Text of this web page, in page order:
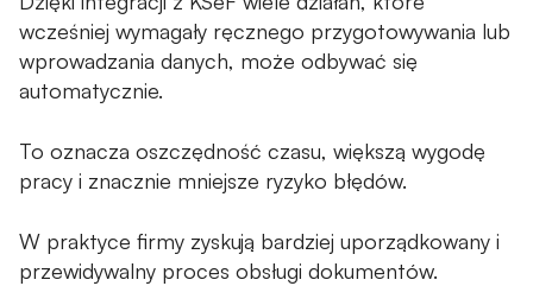
wcześniej wymagały ręcznego przygotowywania lub
wprowadzania danych, może odbywać się
automatycznie.
To oznacza oszczędność czasu, większą wygodę
pracy i znacznie mniejsze ryzyko błędów.
W praktyce firmy zyskują bardziej uporządkowany i
przewidywalny proces obsługi dokumentów.